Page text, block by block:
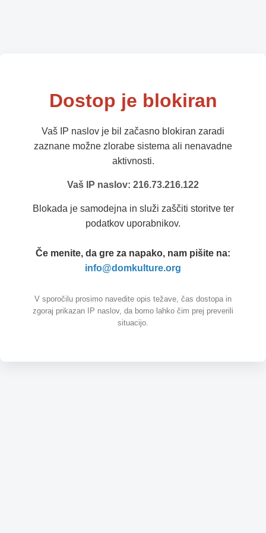
Dostop je blokiran
Vaš IP naslov je bil začasno blokiran zaradi
zaznane možne zlorabe sistema ali nenavadne
aktivnosti.
Vaš IP naslov: 216.73.216.122
Blokada je samodejna in služi zaščiti storitve ter
podatkov uporabnikov.
Če menite, da gre za napako, nam pišite na:
info@domkulture.org
V sporočilu prosimo navedite opis težave, čas dostopa in
zgoraj prikazan IP naslov, da bomo lahko čim prej preverili
situacijo.